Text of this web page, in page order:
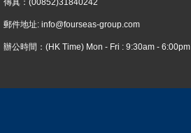
傳真：(00852)31840242
郵件地址: info@fourseas-group.com
辦公時間：(HK Time) Mon - Fri : 9:30am - 6:00pm